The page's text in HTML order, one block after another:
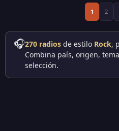
1 2
🎧270 radios de estilo Rock,
Combina país, origen,
selección.